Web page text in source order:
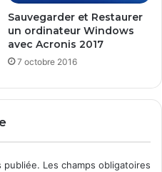
Sauvegarder et Restaurer
un ordinateur Windows
avec Acronis 2017
7 octobre 2016
publiée. Les champs obligatoires